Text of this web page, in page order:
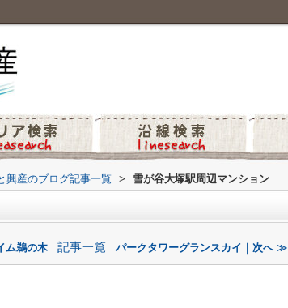
興産のブログ記事一覧 > 雪が谷大塚駅周辺マンション
ム鵜の木 記事一覧 パークタワーグランスカイ｜次へ ≫